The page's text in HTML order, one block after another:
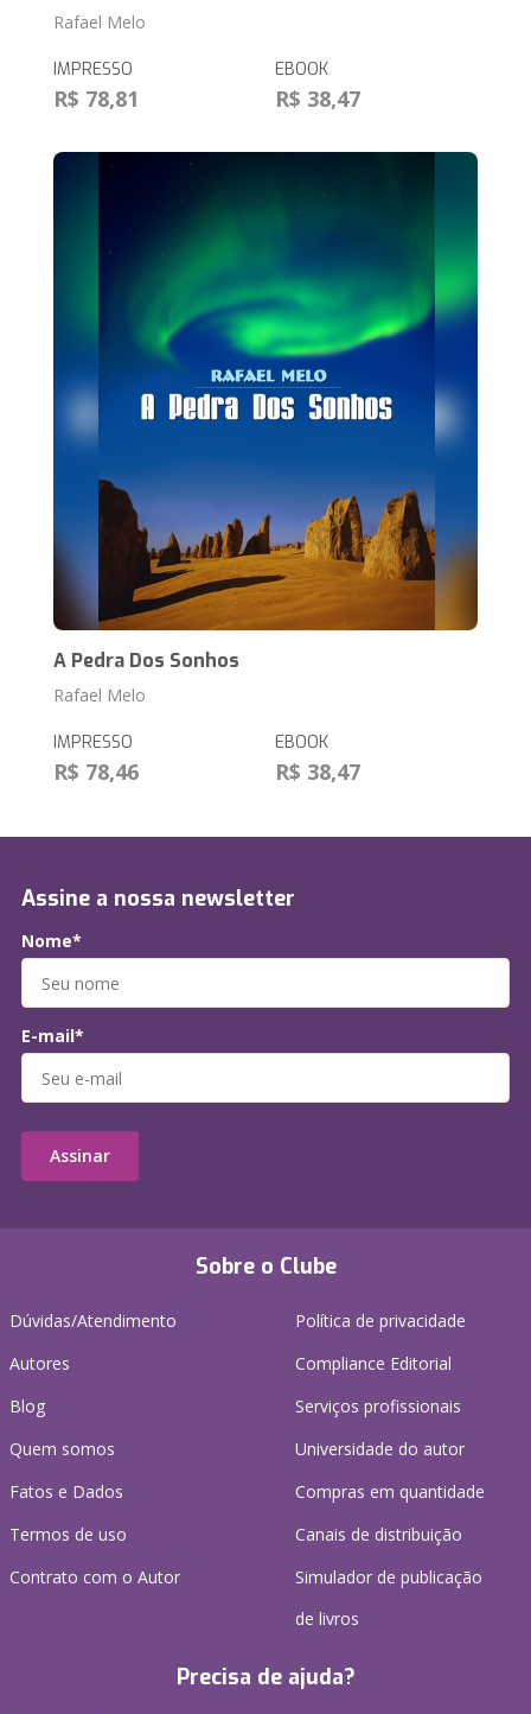
Rafael Melo
IMPRESSO
R$ 78,81
EBOOK
R$ 38,47
A Pedra Dos Sonhos
Rafael Melo
IMPRESSO
R$ 78,46
EBOOK
R$ 38,47
Sobre o Clube
Dúvidas/Atendimento
Autores
Blog
Quem somos
Fatos e Dados
Termos de uso
Contrato com o Autor
Política de privacidade
Compliance Editorial
Serviços profissionais
Universidade do autor
Compras em quantidade
Canais de distribuição
Simulador de publicação
de livros
Precisa de ajuda?
Assine a nossa newsletter
Nome*
E-mail*
Assinar